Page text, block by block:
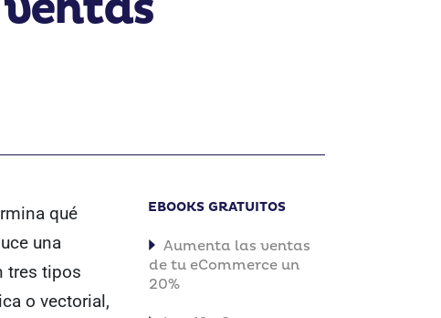
qué
una
tres tipos
o vectorial,
EBOOKS GRATUITOS
Aumenta las ventas
de tu eCommerce un
20%